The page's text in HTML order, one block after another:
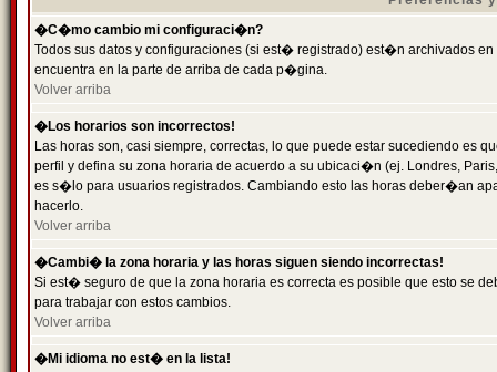
�C�mo cambio mi configuraci�n?
Todos sus datos y configuraciones (si est� registrado) est�n archivados
encuentra en la parte de arriba de cada p�gina.
Volver arriba
�Los horarios son incorrectos!
Las horas son, casi siempre, correctas, lo que puede estar sucediendo es
perfil y defina su zona horaria de acuerdo a su ubicaci�n (ej. Londres,
es s�lo para usuarios registrados. Cambiando esto las horas deber�an
hacerlo.
Volver arriba
�Cambi� la zona horaria y las horas siguen siendo incorrectas!
Si est� seguro de que la zona horaria es correcta es posible que esto se
para trabajar con estos cambios.
Volver arriba
�Mi idioma no est� en la lista!